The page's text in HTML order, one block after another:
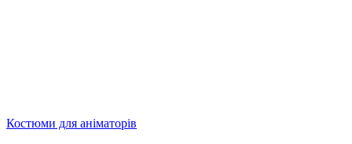
Костюми для аніматорів